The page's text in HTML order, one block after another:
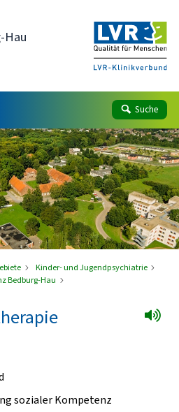
Hau
Suche
Kinder- und Jugendpsychiatrie
Bedburg-Hau
sozialer Kompetenz